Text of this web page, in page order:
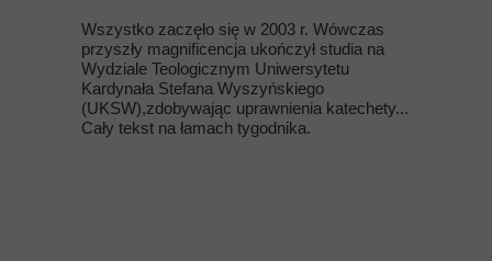
Wszystko zaczęło się w 2003 r. Wówczas
przyszły magnificencja ukończył studia na
Wydziale Teologicznym Uniwersytetu
Kardynała Stefana Wyszyńskiego
(UKSW),zdobywając uprawnienia katechety...
Cały tekst na łamach tygodnika.